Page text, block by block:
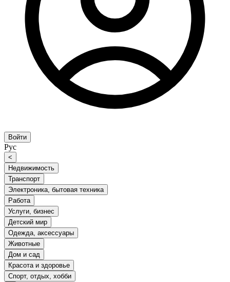
Войти
Рус
<
Недвижимость
Транспорт
Электроника, бытовая техника
Работа
Услуги, бизнес
Детский мир
Одежда, аксессуары
Животные
Дом и сад
Красота и здоровье
Спорт, отдых, хобби